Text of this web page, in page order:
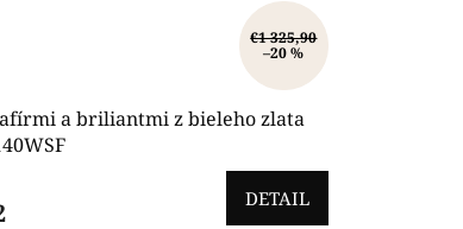
€1 325,90
–20 %
a briliantmi z bieleho zlata
DETAIL